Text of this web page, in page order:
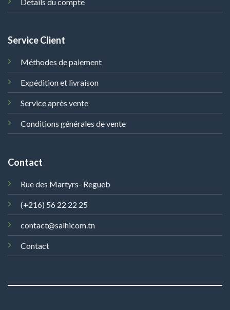
Service Client
Méthodes de paiement
Expédition et livraison
Service après vente
Conditions générales de vente
Contact
Rue des Martyrs- Regueb
(+216) 56 22 22 25
contact@salhicom.tn
Contact